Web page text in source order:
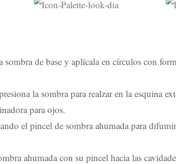
sombra de base y aplícala en círculos con
la sombra para realzar en la esquina
para ojos.
el pincel de sombra ahumada para
ahumada con su pincel hacia las